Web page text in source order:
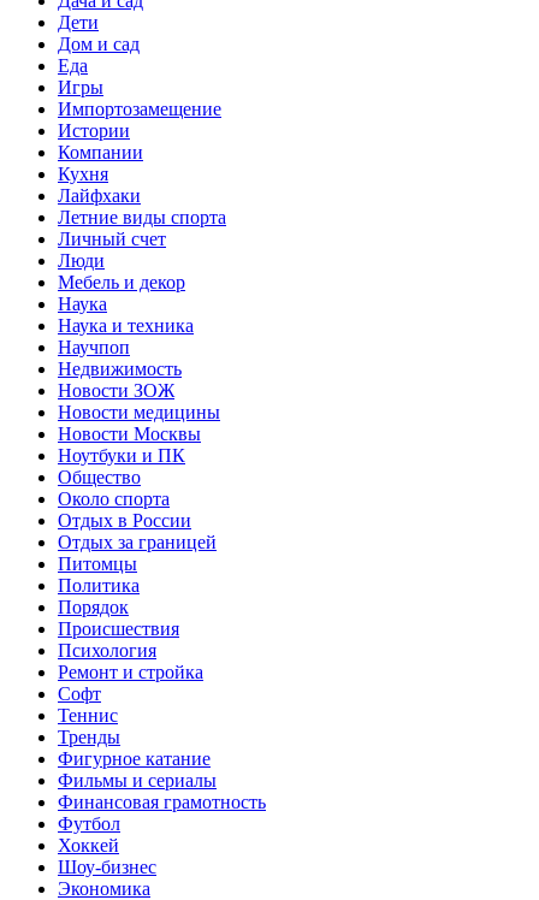
Дети
Дом и сад
Еда
Игры
Импортозамещение
Истории
Компании
Кухня
Лайфхаки
Летние виды спорта
Личный счет
Люди
Мебель и декор
Наука
Наука и техника
Научпоп
Недвижимость
Новости ЗОЖ
Новости медицины
Новости Москвы
Ноутбуки и ПК
Общество
Около спорта
Отдых в России
Отдых за границей
Питомцы
Политика
Порядок
Происшествия
Психология
Ремонт и стройка
Софт
Теннис
Тренды
Фигурное катание
Фильмы и сериалы
Финансовая грамотность
Футбол
Хоккей
Шоу-бизнес
Экономика